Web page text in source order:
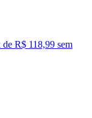
de R$ 118,99 sem